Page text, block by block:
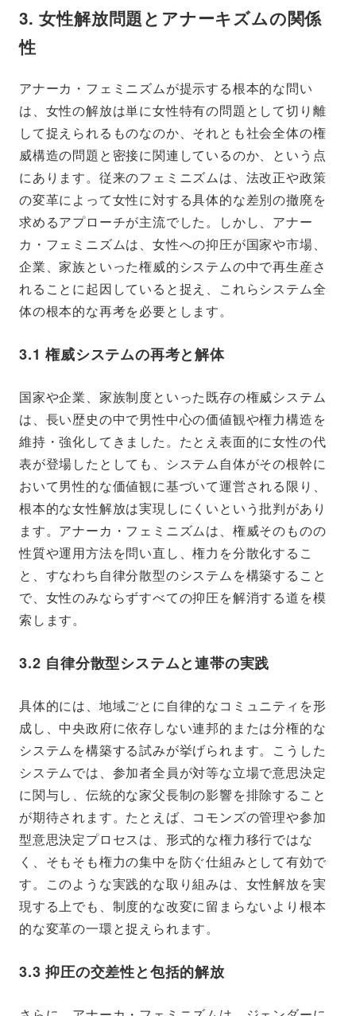
3. 女性解放問題とアナーキズムの関係
性
アナーカ・フェミニズムが提示する根本的な問い
は、女性の解放は単に女性特有の問題として切り離
して捉えられるものなのか、それとも社会全体の権
威構造の問題と密接に関連しているのか、という点
にあります。従来のフェミニズムは、法改正や政策
の変革によって女性に対する具体的な差別の撤廃を
求めるアプローチが主流でした。しかし、アナー
カ・フェミニズムは、女性への抑圧が国家や市場、
企業、家族といった権威的システムの中で再生産さ
れることに起因していると捉え、これらシステム全
体の根本的な再考を必要とします。
3.1 権威システムの再考と解体
国家や企業、家族制度といった既存の権威システム
は、長い歴史の中で男性中心の価値観や権力構造を
維持・強化してきました。たとえ表面的に女性の代
表が登場したとしても、システム自体がその根幹に
おいて男性的な価値観に基づいて運営される限り、
根本的な女性解放は実現しにくいという批判があり
ます。アナーカ・フェミニズムは、権威そのものの
性質や運用方法を問い直し、権力を分散化するこ
と、すなわち自律分散型のシステムを構築すること
で、女性のみならずすべての抑圧を解消する道を模
索します。
3.2 自律分散型システムと連帯の実践
具体的には、地域ごとに自律的なコミュニティを形
成し、中央政府に依存しない連邦的または分権的な
システムを構築する試みが挙げられます。こうした
システムでは、参加者全員が対等な立場で意思決定
に関与し、伝統的な家父長制の影響を排除すること
が期待されます。たとえば、コモンズの管理や参加
型意思決定プロセスは、形式的な権力移行ではな
く、そもそも権力の集中を防ぐ仕組みとして有効で
す。このような実践的な取り組みは、女性解放を実
現する上でも、制度的な改変に留まらないより根本
的な変革の一環と捉えられます。
3.3 抑圧の交差性と包括的解放